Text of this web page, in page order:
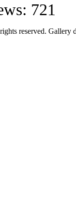
721
reserved. Gallery